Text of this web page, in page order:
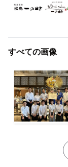
すべての画像